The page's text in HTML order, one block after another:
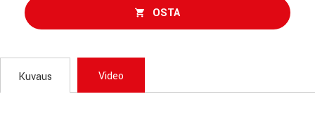
OSTA
Kuvaus Video